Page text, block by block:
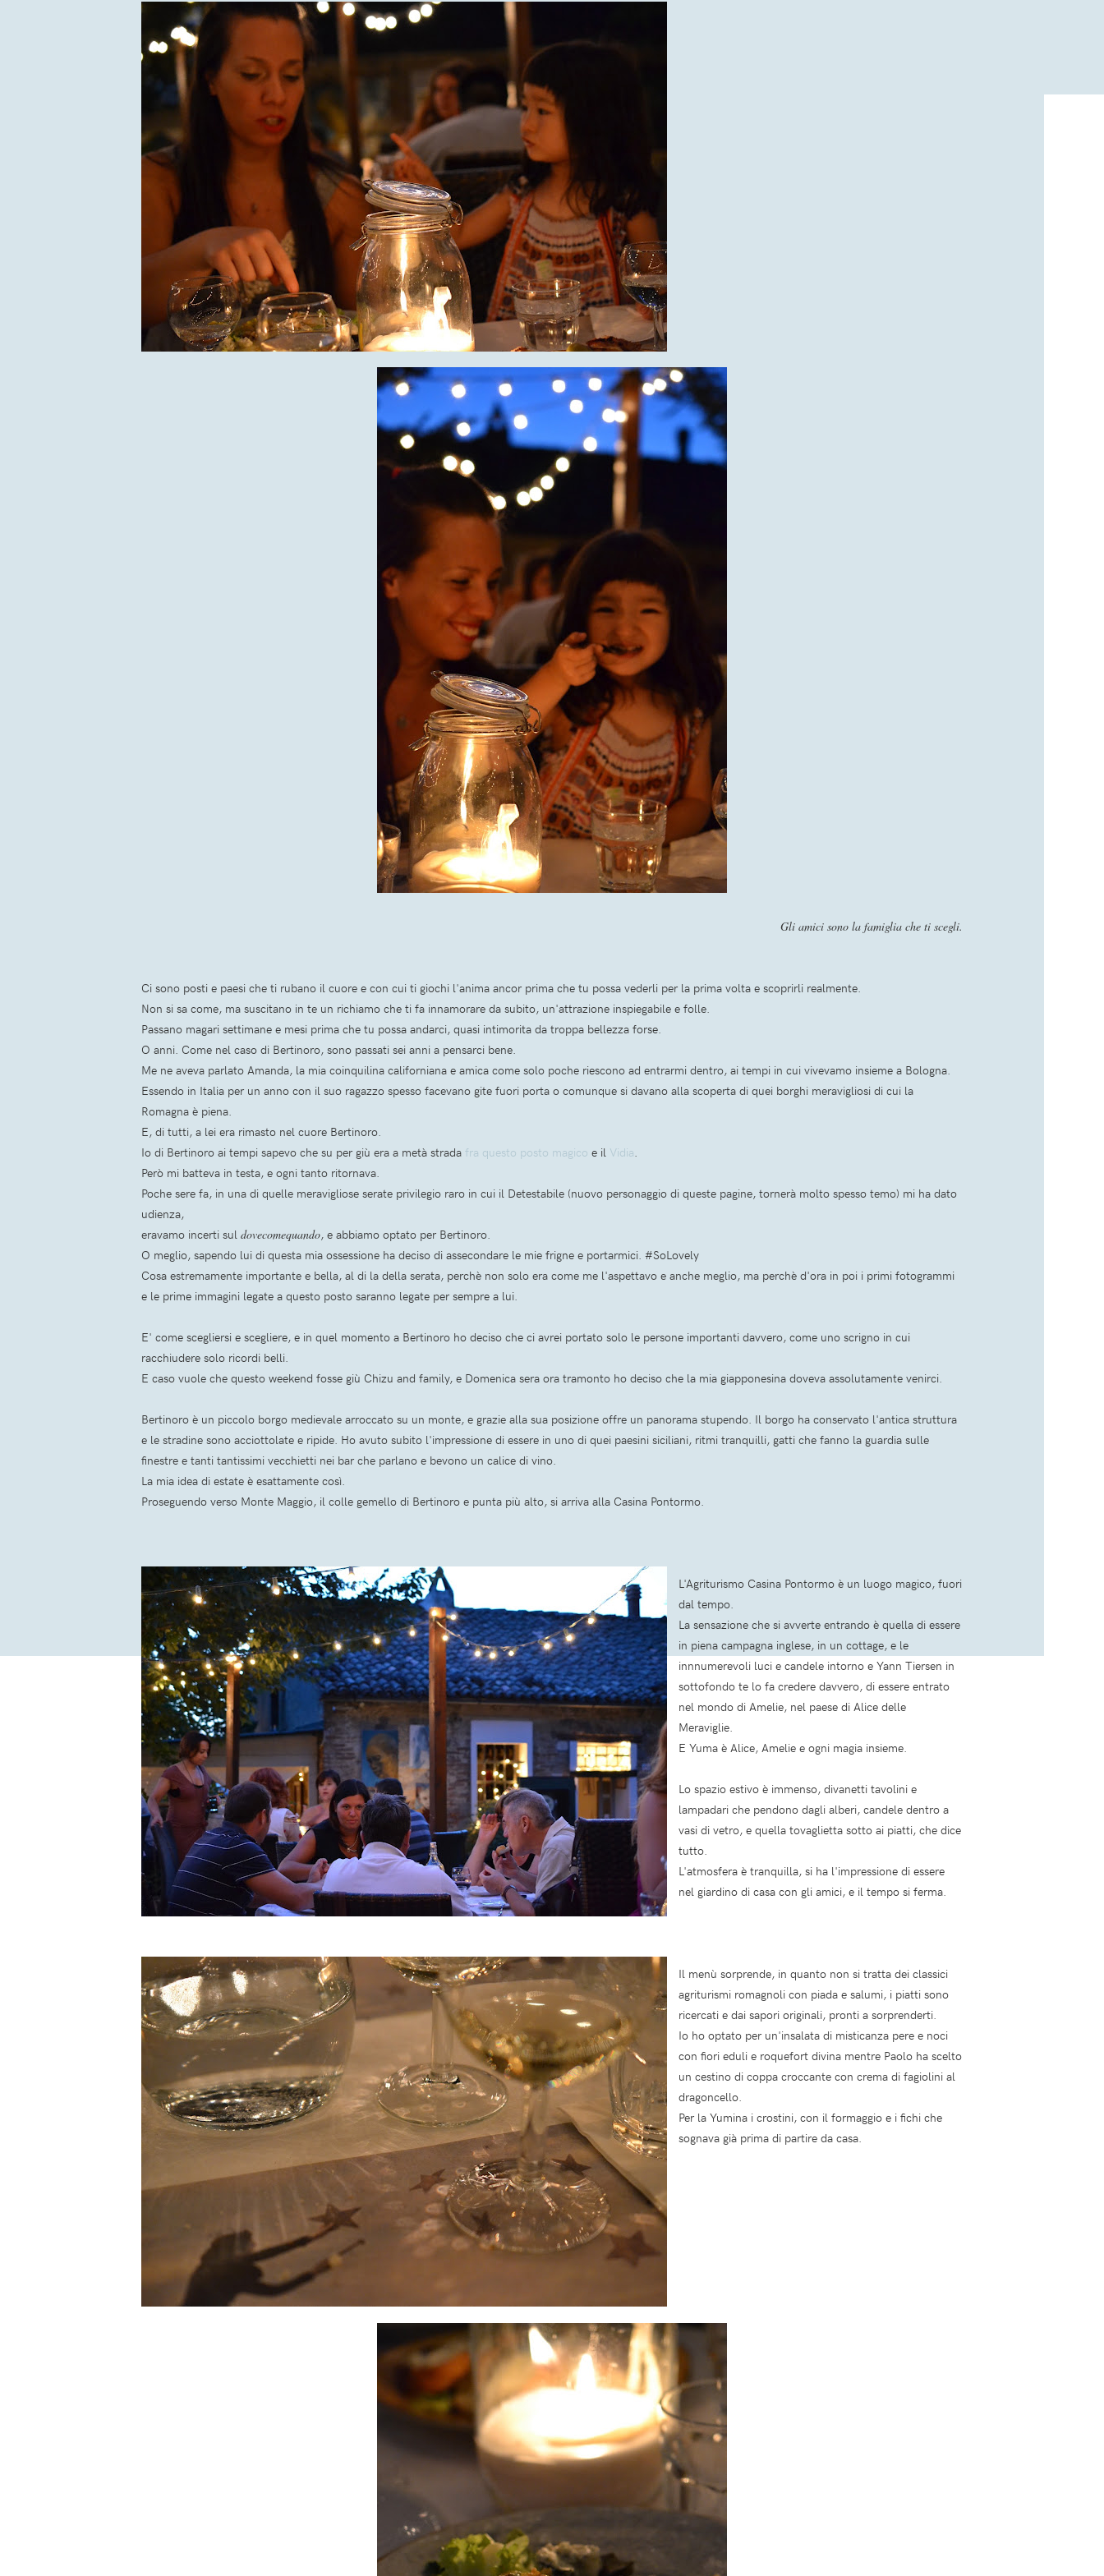
Gli amici sono la famiglia che ti scegli.
Ci sono posti e paesi che ti rubano il cuore e con cui ti giochi l'anima ancor prima che tu possa vederli per la prima volta e scoprirli realmente.
Non si sa come, ma suscitano in te un richiamo che ti fa innamorare da subito, un'attrazione inspiegabile e folle.
Passano magari settimane e mesi prima che tu possa andarci, quasi intimorita da troppa bellezza forse.
O anni. Come nel caso di Bertinoro, sono passati sei anni a pensarci bene.
Me ne aveva parlato Amanda, la mia coinquilina californiana e amica come solo poche riescono ad entrarmi dentro, ai tempi in cui vivevamo insieme a Bologna.
Essendo in Italia per un anno con il suo ragazzo spesso facevano gite fuori porta o comunque si davano alla scoperta di quei borghi meravigliosi di cui la
Romagna è piena.
E, di tutti, a lei era rimasto nel cuore Bertinoro.
Io di Bertinoro ai tempi sapevo che su per giù era a metà strada fra questo posto magico e il Vidia.
Però mi batteva in testa, e ogni tanto ritornava.
Poche sere fa, in una di quelle meravigliose serate privilegio raro in cui il Detestabile (nuovo personaggio di queste pagine, tornerà molto spesso temo) mi ha dato
udienza,
eravamo incerti sul dovecomequando, e abbiamo optato per Bertinoro.
O meglio, sapendo lui di questa mia ossessione ha deciso di assecondare le mie frigne e portarmici. #SoLovely
Cosa estremamente importante e bella, al di la della serata, perchè non solo era come me l'aspettavo e anche meglio, ma perchè d'ora in poi i primi fotogrammi
e le prime immagini legate a questo posto saranno legate per sempre a lui.
E' come scegliersi e scegliere, e in quel momento a Bertinoro ho deciso che ci avrei portato solo le persone importanti davvero, come uno scrigno in cui
racchiudere solo ricordi belli.
E caso vuole che questo weekend fosse giù Chizu and family, e Domenica sera ora tramonto ho deciso che la mia giapponesina doveva assolutamente venirci.
Bertinoro è un piccolo borgo medievale arroccato su un monte, e grazie alla sua posizione offre un panorama stupendo. Il borgo ha conservato l'antica struttura
e le stradine sono acciottolate e ripide. Ho avuto subito l'impressione di essere in uno di quei paesini siciliani, ritmi tranquilli, gatti che fanno la guardia sulle
finestre e tanti tantissimi vecchietti nei bar che parlano e bevono un calice di vino.
La mia idea di estate è esattamente così.
Proseguendo verso Monte Maggio, il colle gemello di Bertinoro e punta più alto, si arriva alla Casina Pontormo.
L'Agriturismo Casina Pontormo è un luogo magico, fuori
dal tempo.
La sensazione che si avverte entrando è quella di essere
in piena campagna inglese, in un cottage, e le
innnumerevoli luci e candele intorno e Yann Tiersen in
sottofondo te lo fa credere davvero, di essere entrato
nel mondo di Amelie, nel paese di Alice delle
Meraviglie.
E Yuma è Alice, Amelie e ogni magia insieme.
Lo spazio estivo è immenso, divanetti tavolini e
lampadari che pendono dagli alberi, candele dentro a
vasi di vetro, e quella tovaglietta sotto ai piatti, che dice
tutto.
L'atmosfera è tranquilla, si ha l'impressione di essere
nel giardino di casa con gli amici, e il tempo si ferma.
Il menù sorprende, in quanto non si tratta dei classici
agriturismi romagnoli con piada e salumi, i piatti sono
ricercati e dai sapori originali, pronti a sorprenderti.
Io ho optato per un'insalata di misticanza pere e noci
con fiori eduli e roquefort divina mentre Paolo ha scelto
un cestino di coppa croccante con crema di fagiolini al
dragoncello.
Per la Yumina i crostini, con il formaggio e i fichi che
sognava già prima di partire da casa.